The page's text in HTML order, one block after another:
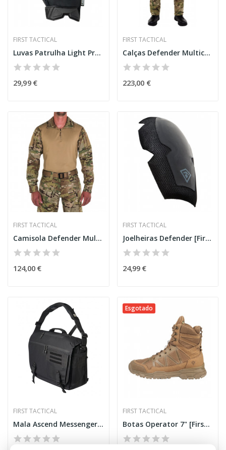
FIRST TACTICAL
Luvas Patrulha Light Pretas [First Tactical]
29,99 €
FIRST TACTICAL
Calças Defender Multicam® [First Tactical]
223,00 €
FIRST TACTICAL
Camisola Defender Multicam® [First Tactical]
124,00 €
FIRST TACTICAL
Joelheiras Defender [First Tactical]
24,99 €
FIRST TACTICAL
Mala Ascend Messenger 25L Preta [First Tactical]
Esgotado
FIRST TACTICAL
Botas Operator 7" [First Tactical]